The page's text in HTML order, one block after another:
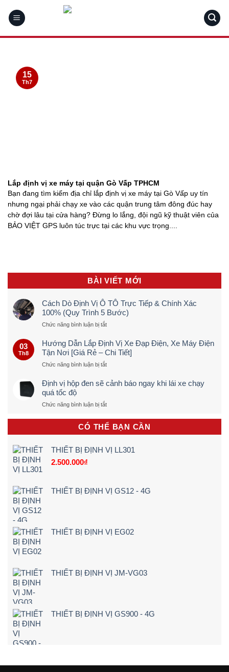
Lắp định vị xe máy tại quận Gò Vấp TPHCM
Bạn đang tìm kiếm địa chỉ lắp định vị xe máy tại Gò Vấp uy tín
nhưng ngại phải chạy xe vào các quận trung tâm đông đúc hay
chờ đợi lâu tại cửa hàng? Đừng lo lắng, đội ngũ kỹ thuật viên của
BẢO VIỆT GPS luôn túc trực tại các khu vực trọng....
15
Th7
BÀI VIẾT MỚI
Cách Dò Định Vị Ô TÔ Trực Tiếp & Chính Xác
100% (Quy Trình 5 Bước)
Chức năng bình luận bị tắtở
Dò
Định
Vị
Ô
Trực
Chính
100%
(Quy
5
Bước)
03
Th8
Hướng Dẫn Lắp Định Vị Xe Đạp Điện, Xe Máy Điện
Tận Nơi [Giá Rẻ – Chi Tiết]
Chức năng bình luận bị tắtở
Dẫn
Vị
Đạp
Điện,
Máy
Điện
Rẻ
–
Định vị hộp đen sẽ cảnh báo ngay khi lái xe chạy
quá tốc độ
Chức năng bình luận bị tắtở
vị
hộp
đen
cảnh
xe
CÓ THỂ BẠN CẦN
THIẾT BỊ ĐỊNH VỊ LL301
2.500.000₫
THIẾT BỊ ĐỊNH VỊ GS12 - 4G
THIẾT BỊ ĐỊNH VỊ EG02
THIẾT BỊ ĐỊNH VỊ JM-VG03
THIẾT BỊ ĐỊNH VỊ GS900 - 4G